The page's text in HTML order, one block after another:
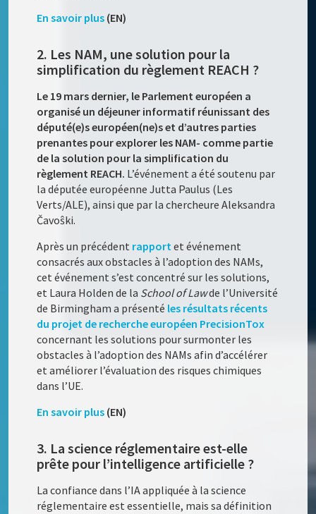
En savoir plus (EN)
2. Les NAM, une solution pour la
simplification du règlement REACH ?
Le 19 mars dernier, le Parlement européen a
organisé un déjeuner informatif réunissant des
député(e)s européen(ne)s et d’autres parties
prenantes pour explorer les NAM- comme partie
de la solution pour la simplification du
règlement REACH. L’événement a été soutenu par
la députée européenne Jutta Paulus (Les
Verts/ALE), ainsi que par la chercheure Aleksandra
Čavoŝki.
Après un précédent rapportet événement
consacrés aux obstacles à l’adoption des NAMs,
cet événement s’est concentré sur les solutions,
et Laura Holden de la School of Lawde l’Université
de Birmingham a présenté les résultats récents
du projet de recherche européen PrecisionTox
concernant les solutions pour surmonter les
obstacles à l’adoption des NAMs afin d’accélérer
et améliorer l’évaluation des risques chimiques
dans l’UE.
En savoir plus (EN)
3. La science réglementaire est-elle
prête pour l’intelligence artificielle ?
La confiance dans l’IA appliquée à la science
réglementaire est essentielle, mais sa définition